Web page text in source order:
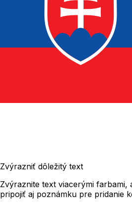
Zvýrazniť dôležitý text
Zvýraznite text viacerými farbami,
pripojiť aj poznámku pre pridanie